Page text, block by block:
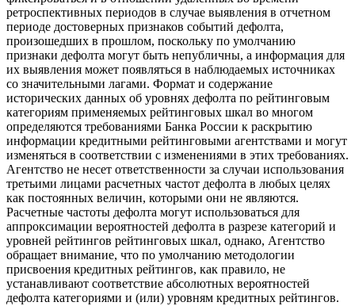
ретроспективных периодов в случае выявления в отчетном
периоде достоверных признаков событий дефолта,
произошедших в прошлом, поскольку по умолчанию
признаки дефолта могут быть непубличны, а информация для
их выявления может появляться в наблюдаемых источниках
со значительными лагами. Формат и содержание
исторических данных об уровнях дефолта по рейтинговым
категориям применяемых рейтинговых шкал во многом
определяются требованиями Банка России к раскрытию
информации кредитными рейтинговыми агентствами и могут
изменяться в соответствии с изменениями в этих требованиях.
Агентство не несет ответственности за случаи использования
третьими лицами расчетных частот дефолта в любых целях
как постоянных величин, которыми они не являются.
Расчетные частоты дефолта могут использоваться для
аппроксимации вероятностей дефолта в разрезе категорий и
уровней рейтингов рейтинговых шкал, однако, Агентство
обращает внимание, что по умолчанию методологии
присвоения кредитных рейтингов, как правило, не
устанавливают соответствие абсолютных вероятностей
дефолта категориями и (или) уровням кредитных рейтингов.